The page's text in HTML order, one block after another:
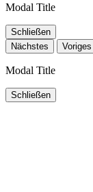
Modal Title
Schließen
Nächstes
Voriges
Modal Title
Schließen